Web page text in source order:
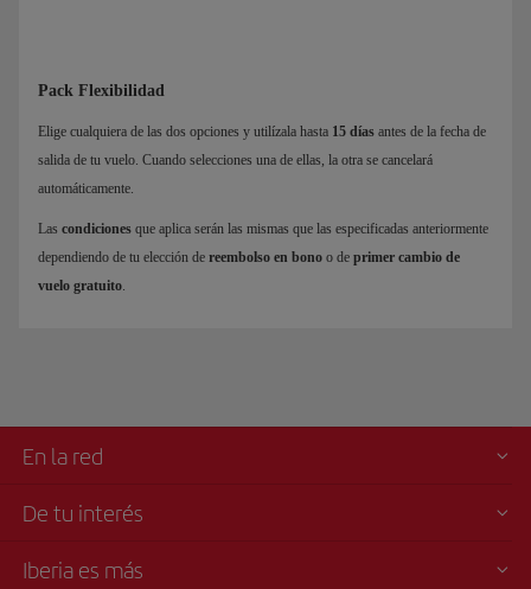
Pack Flexibilidad
Elige cualquiera de las dos opciones y utilízala hasta 15 días antes de la fecha de
salida de tu vuelo. Cuando selecciones una de ellas, la otra se cancelará
automáticamente.
Las condiciones que aplica serán las mismas que las especificadas anteriormente
dependiendo de tu elección de reembolso en bono o de primer cambio de
vuelo gratuito.
En la red
De tu interés
Iberia es más